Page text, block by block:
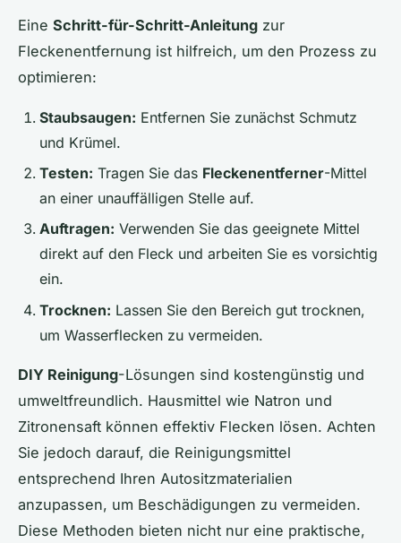
Eine Schritt-für-Schritt-Anleitung zur
Fleckenentfernung ist hilfreich, um den Prozess zu
optimieren:
Staubsaugen: Entfernen Sie zunächst Schmutz
und Krümel.
Testen: Tragen Sie das Fleckenentferner-Mittel
an einer unauffälligen Stelle auf.
Auftragen: Verwenden Sie das geeignete Mittel
direkt auf den Fleck und arbeiten Sie es vorsichtig
ein.
Trocknen: Lassen Sie den Bereich gut trocknen,
um Wasserflecken zu vermeiden.
DIY Reinigung-Lösungen sind kostengünstig und
umweltfreundlich. Hausmittel wie Natron und
Zitronensaft können effektiv Flecken lösen. Achten
Sie jedoch darauf, die Reinigungsmittel
entsprechend Ihren Autositzmaterialien
anzupassen, um Beschädigungen zu vermeiden.
Diese Methoden bieten nicht nur eine praktische,